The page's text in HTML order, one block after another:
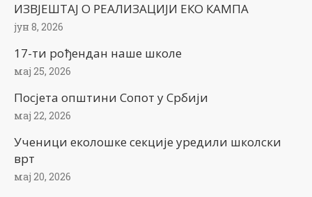
ИЗВЈЕШТАЈ О РЕАЛИЗАЦИЈИ ЕКО КАМПА
јун 8, 2026
17-ти рођендан наше школе
мај 25, 2026
Посјета општини Сопот у Србији
мај 22, 2026
Ученици еколошке секције уредили школски
врт
мај 20, 2026